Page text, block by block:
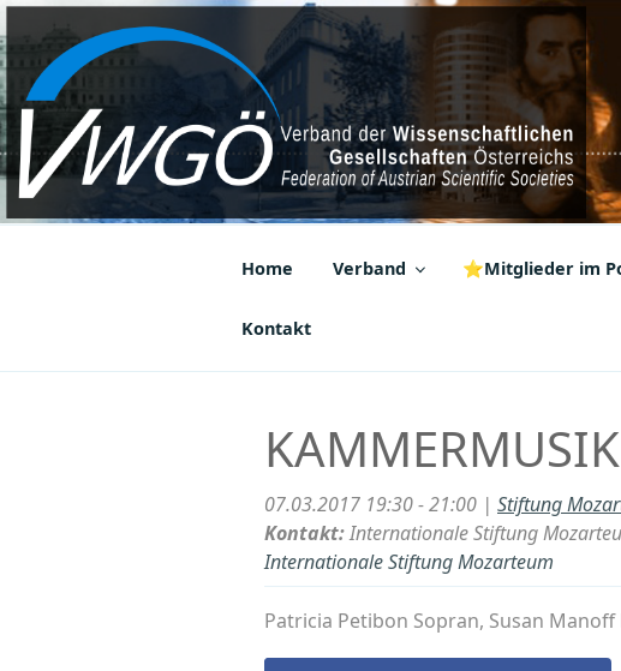
Zum
Inhalt
springen
VWGÖ
Federation of Austrian Scientific
Home Verband ⭐Mitglieder im
Kontakt
07.03.2017 19:30 - 21:00 | Stiftung
Kontakt:Internationale Stiftung
Internationale Stiftung Mozarteum
Patricia Petibon Sopran, Susan Manoff